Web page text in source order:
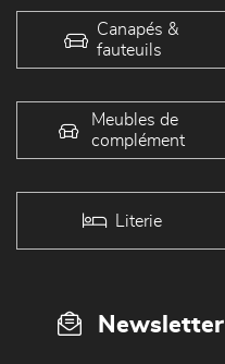
Canapés &
fauteuils
Meubles de
complément
Literie
Newsletter